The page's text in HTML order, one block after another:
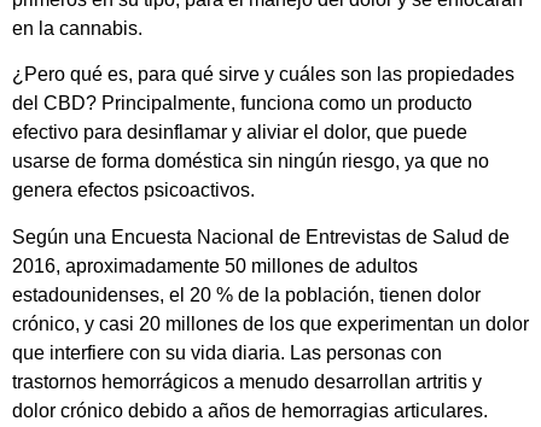
en la cannabis.
¿Pero qué es, para qué sirve y cuáles son las propiedades
del CBD? Principalmente, funciona como un producto
efectivo para desinflamar y aliviar el dolor, que puede
usarse de forma doméstica sin ningún riesgo, ya que no
genera efectos psicoactivos.
Según una Encuesta Nacional de Entrevistas de Salud de
2016, aproximadamente 50 millones de adultos
estadounidenses, el 20 % de la población, tienen dolor
crónico, y casi 20 millones de los que experimentan un dolor
que interfiere con su vida diaria. Las personas con
trastornos hemorrágicos a menudo desarrollan artritis y
dolor crónico debido a años de hemorragias articulares.